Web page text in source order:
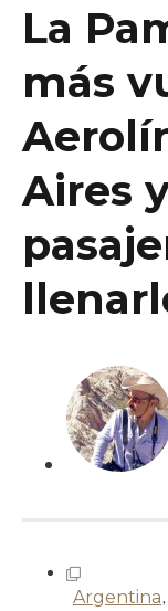
La
más
Aires
Argentina,